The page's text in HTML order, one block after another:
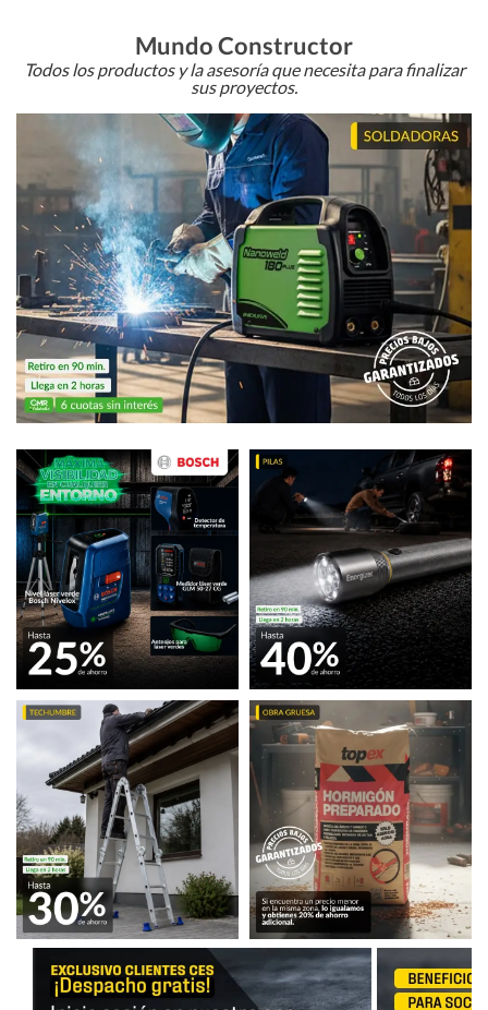
Mundo Constructor
Todos los productos y la asesoría que necesita para finalizar
sus proyectos.